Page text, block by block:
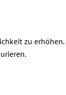
zu erhöhen.